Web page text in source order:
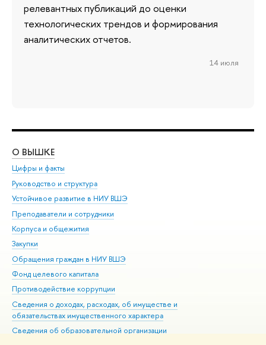
релевантных публикаций до оценки
технологических трендов и формирования
аналитических отчетов.
14 июля
О ВЫШКЕ
Цифры и факты
Руководство и структура
Устойчивое развитие в НИУ ВШЭ
Преподаватели и сотрудники
Корпуса и общежития
Закупки
Обращения граждан в НИУ ВШЭ
Фонд целевого капитала
Противодействие коррупции
Сведения о доходах, расходах, об имуществе и
обязательствах имущественного характера
Сведения об образовательной организации